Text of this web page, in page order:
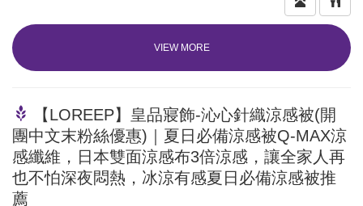
VIEW MORE
【LOREEP】皇品寢飾-沁心針織涼感被(開
團中文末粉絲優惠)｜夏日必備涼感被Q-MAX涼
感纖維，日本雙面涼感布3倍涼感，讓全家人再
也不怕深夜悶熱，冰涼有感夏日必備涼感被推
薦